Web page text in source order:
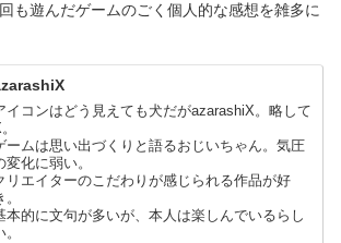
も遊んだゲームのごく個人的な感想を雑多に
イコンはどう見えても犬だがazarashiX。略して
ームは思い出づくりと語るおじいちゃん。気圧
変化に弱い。
リエイターのこだわりが感じられる作品が好
。
本的に文句が多いが、本人は楽しんでいるらし
。